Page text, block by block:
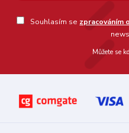
Souhlasím se zpracováním
Můžete se